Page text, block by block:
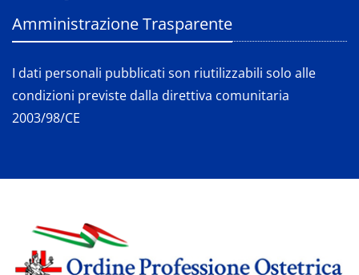
Amministrazione Trasparente
I dati personali pubblicati son riutilizzabili solo alle
condizioni previste dalla direttiva comunitaria
2003/98/CE